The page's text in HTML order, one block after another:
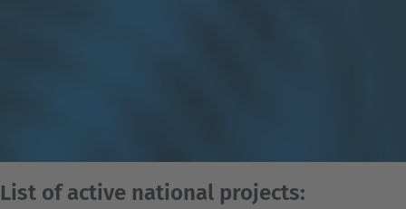
List of active national projects: